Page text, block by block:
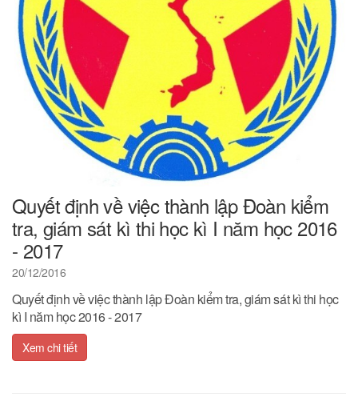
Quyết định về việc thành lập Đoàn kiểm
tra, giám sát kì thi học kì I năm học 2016
- 2017
20/12/2016
Quyết định về việc thành lập Đoàn kiểm tra, giám sát kì thi học
kì I năm học 2016 - 2017
Xem chi tiết